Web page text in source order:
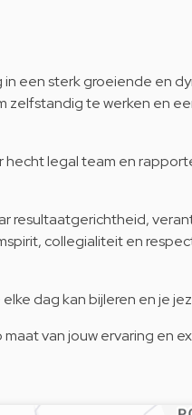
een sterk groeiende en
zelfstandig te werken en
hecht legal team en
resultaatgerichtheid,
collegialiteit en
dag kan bijleren en je
van jouw ervaring en